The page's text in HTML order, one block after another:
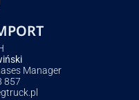
Manager
857